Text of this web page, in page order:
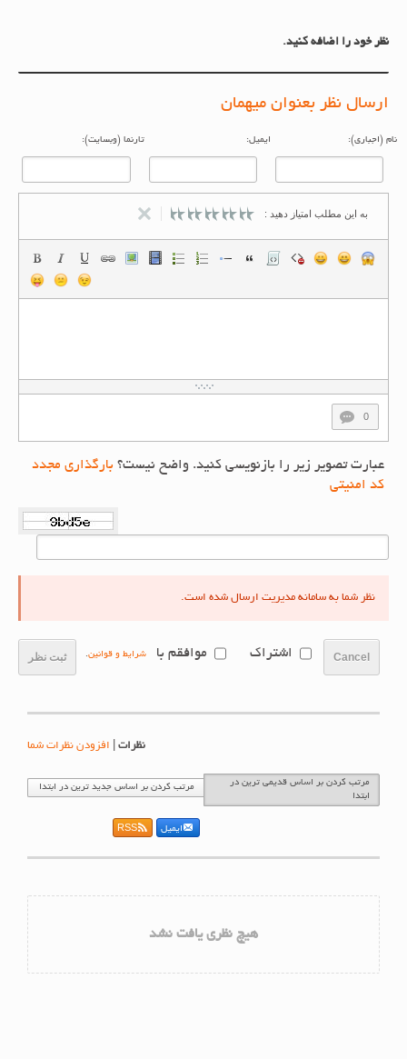
نظر خود را اضافه کنید.
ارسال نظر بعنوان میهمان
(اجباری): ایمیل: تارنما (وبسایت):
به این مطلب امتیاز دهید :
عبارت تصویر زیر را بازنویسی کنید. واضح نیست؟بارگذاری مجدد
کد امنیتی
نظر شما به سامانه مدیریت ارسال شده است.
ثبت نظر Cancel اشتراک موافقم با شرایط و قوانین.
نظرات |افزودن نظرات شما
مرتب کردن بر اساس قدیمی ترین در
مرتب کردن بر اساس جدید ترین در ابتدا
ایمیل RSS
هیچ نظری یافت نشد